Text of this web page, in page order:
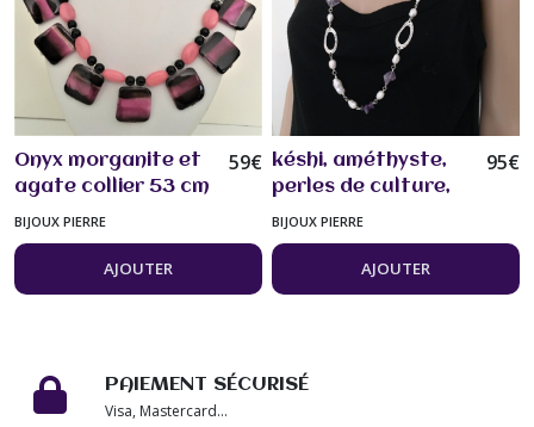
Onyx morganite et
agate collier 53 cm
pierres fines
véritables superbe
bijou femme.
59€
BIJOUX PIERRE
AJOUTER
késhi, améthyste,
perles de culture,
argent, Superbe !
sautoir collier long
88cm bijou femme
95€
BIJOUX PIERRE
AJOUTER
PAIEMENT SÉCURISÉ
Visa, Mastercard...